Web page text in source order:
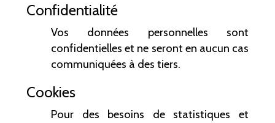
Confidentialité
Vos données personnelles sont
confidentielles et ne seront en aucun cas
communiquées à des tiers.
Cookies
Pour des besoins de statistiques et